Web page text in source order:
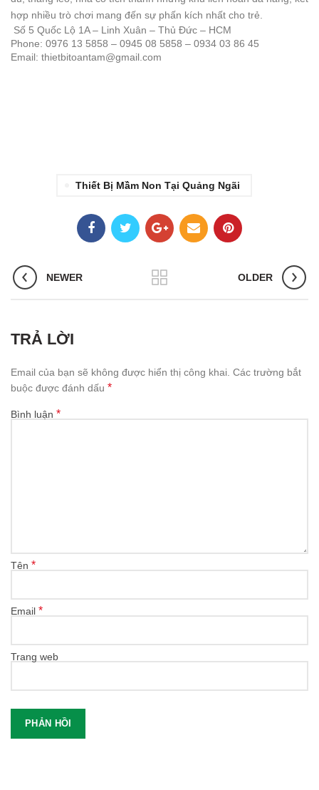
hợp nhiều trò chơi mang đến sự phấn kích nhất cho trẻ.
Số 5 Quốc Lộ 1A – Linh Xuân – Thủ Đức – HCM
Phone: 0976 13 5858 – 0945 08 5858 – 0934 03 86 45
Email: thietbitoantam@gmail.com
Thiết Bị Mầm Non Tại Quảng Ngãi
NEWER OLDER
TRẢ LỜI
Email của bạn sẽ không được hiển thị công khai. Các trường bắt
buộc được đánh dấu *
Bình luận *
Tên *
Email *
Trang web